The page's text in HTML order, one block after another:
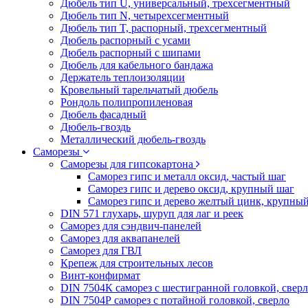
Дюбель тип U, универсальный, трехсегментный
Дюбель тип N, четырехсегментный
Дюбель тип T, распорный, трехсегментный
Дюбель распорный с усами
Дюбель распорный с шипами
Дюбель для кабельного бандажа
Держатель теплоизоляции
Кровельный тарельчатый дюбель
Рондоль полипропиленовая
Дюбель фасадный
Дюбель-гвоздь
Металлический дюбель-гвоздь
Саморезы
Саморезы для гипсокартона
Саморез гипс и металл оксид, частый шаг
Саморез гипс и дерево оксид, крупный шаг
Саморез гипс и дерево желтый цинк,
DIN 571 глухарь, шуруп для лаг и реек
Саморез для сэндвич-панелей
Саморез для аквапанелей
Саморез для ГВЛ
Крепеж для строительных лесов
Винт-конфирмат
DIN 7504К саморез с шестигранной головкой,
DIN 7504Р саморез с потайной головкой, сверло